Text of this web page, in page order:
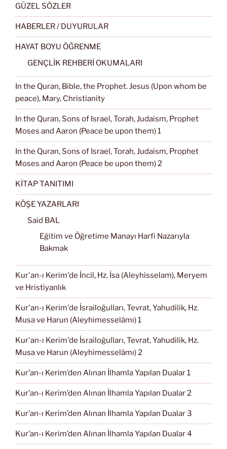
GÜZEL SÖZLER
HABERLER / DUYURULAR
HAYAT BOYU ÖĞRENME
GENÇLİK REHBERİ OKUMALARI
In the Quran, Bible, the Prophet. Jesus (Upon whom be
peace), Mary, Christianity
In the Quran, Sons of Israel, Torah, Judaism, Prophet
Moses and Aaron (Peace be upon them) 1
In the Quran, Sons of Israel, Torah, Judaism, Prophet
Moses and Aaron (Peace be upon them) 2
KİTAP TANITIMI
KÖŞE YAZARLARI
Said BAL
Eğitim ve Öğretime Manayı Harfi Nazarıyla
Bakmak
Kur'an-ı Kerim'de İncil, Hz. İsa (Aleyhisselam), Meryem
ve Hristiyanlık
Kur'an-ı Kerim'de İsrailoğulları, Tevrat, Yahudilik, Hz.
Musa ve Harun (Aleyhimesselâmı) 1
Kur'an-ı Kerim'de İsrailoğulları, Tevrat, Yahudilik, Hz.
Musa ve Harun (Aleyhimesselâmı) 2
Kur’an-ı Kerim’den Alınan İlhamla Yapılan Dualar 1
Kur’an-ı Kerim’den Alınan İlhamla Yapılan Dualar 2
Kur’an-ı Kerim’den Alınan İlhamla Yapılan Dualar 3
Kur’an-ı Kerim’den Alınan İlhamla Yapılan Dualar 4